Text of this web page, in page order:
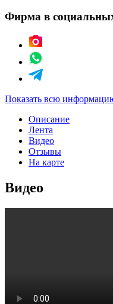
Фирма в
Показать всю
Описание
Лента
Видео
Отзывы
На карте
Видео